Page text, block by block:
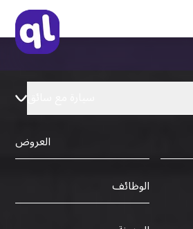
العروض
الوظائف